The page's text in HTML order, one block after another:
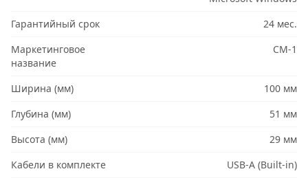
Гарантийный срок
24 мес.
Маркетинговое
название
CM-1
Ширина (мм)
100 мм
Глубина (мм)
51 мм
Высота (мм)
29 мм
Кабели в комплекте
USB-A (Built-in)